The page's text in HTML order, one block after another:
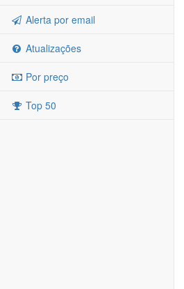
Alerta por email
Atualizações
Por preço
Top 50